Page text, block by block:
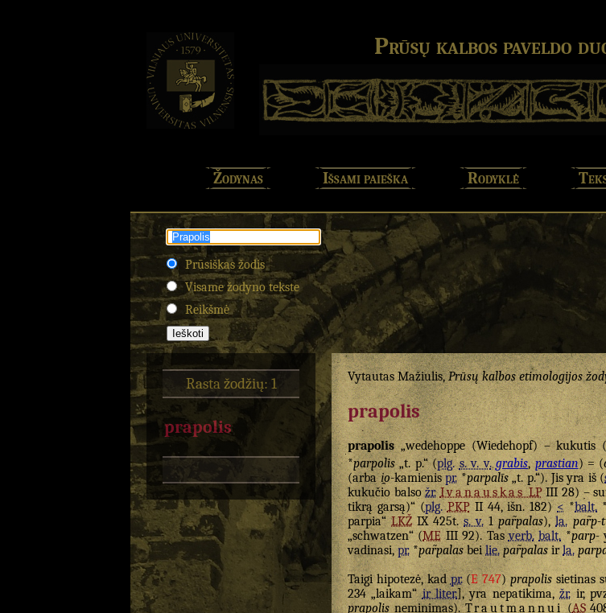
Prūsų kalbos paveldo
Žodynas Išsami paieška Rodyklė
Prūsiškas žodis
Visame žodyno tekste
Reikšmė
Rasta žodžių: 1
prapolis
Vytautas Mažiulis,Prūsų kalbos etimologijos
prapolis
prapolis„wedehoppe (Wiedehopf) – kukutis
*parpolis„t. p.“ (plg. s. v. v. grabis,prastian) = (
(arbai̯o-kamienispr.*parpalīs„t. p.“). Jis yra iš (
kukučio balsožr. IvanauskasLPIII 28) –
tikrą garsą)“ (plg. PKPII 44, išn. 182)<*balt.
parpia“LKŽIX 425t.s. v. 1par̃palas),la. par̃p-t
„schwatzen“ (MEIII 92). Tasverb. balt.*parp-
vadinasi,pr. *par̃palasbeilie. par̃palasirla.
Taigi hipotezė, kadpr.(E 747)prapolis sietinas
234 „laikam“ir liter. ], yra nepatikima,žr.ir,
prapolisneminimas).Trautmannui (AS